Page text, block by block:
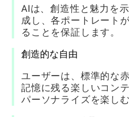
AIは、創造性と魅力を
成し、各ポートレート
ることを保証します。
創造的な自由
ユーザーは、標準的な
記憶に残る楽しいコン
パーソナライズを楽し